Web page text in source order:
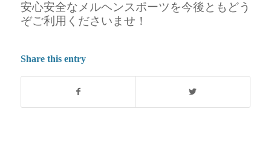
安心安全なメルヘンスポーツを今後ともどう
ぞご利用くださいませ！
Share this entry